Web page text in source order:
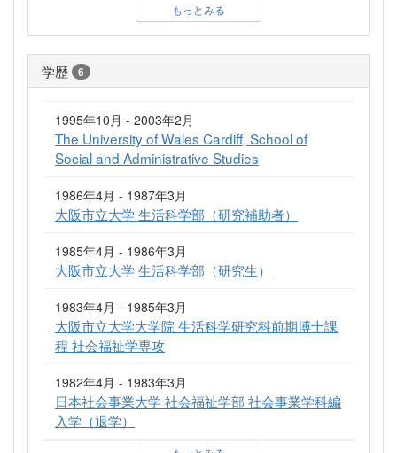
もっとみる
学歴 6
1995年10月 - 2003年2月
The University of Wales Cardiff, School of
Social and Administrative Studies
1986年4月 - 1987年3月
大阪市立大学 生活科学部（研究補助者）
1985年4月 - 1986年3月
大阪市立大学 生活科学部（研究生）
1983年4月 - 1985年3月
大阪市立大学大学院 生活科学研究科前期博士課
程 社会福祉学専攻
1982年4月 - 1983年3月
日本社会事業大学 社会福祉学部 社会事業学科編
入学（退学）